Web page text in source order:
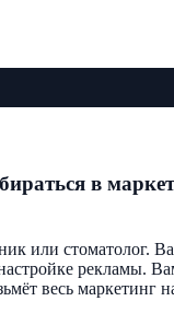
в
или стоматолог.
рекламы.
весь маркетинг